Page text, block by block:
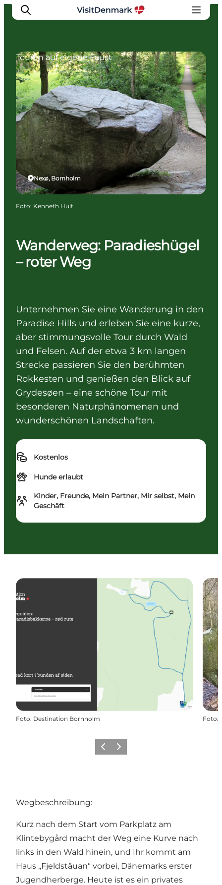
Inspiration
Regionen
Erlebnisse
Unterkünfte
Reiseplanung
Wanderweg: Paradieshügel
– roter Weg
Unternehmen Sie eine Wanderung in den
Paradise Hills und erleben Sie eine kurze,
aber stimmungsvolle Tour durch Wald
und Felsen. Auf der etwa 3 km langen
Strecke passieren Sie den berühmten
Rokkesten und genießen den Blick auf
Grydesøen – eine schöne Tour mit
besonderen Naturphänomenen und
wunderschönen Landschaften.
Kostenlos
Hunde erlaubt
Kinder, Freunde, Mein Partner, Mir selbst, Mein
Geschäft
Nexø, Bornholm
Touren auf eigene Faust
Foto: Kenneth Hult
Foto: Destination Bornholm Foto:
ZurückWeiter
Wegbeschreibung:
Kurz nach dem Start vom Parkplatz am
Klintebygård macht der Weg eine Kurve nach
links in den Wald hinein, und Ihr kommt am
Haus „Fjeldstâuan“ vorbei, Dänemarks erster
Jugendherberge. Heute ist es ein privates